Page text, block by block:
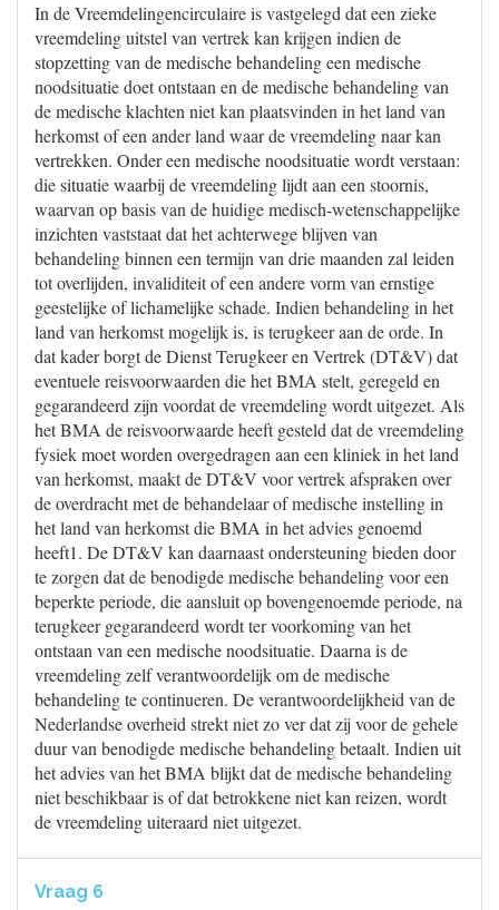
In de Vreemdelingencirculaire is vastgelegd dat een zieke
vreemdeling uitstel van vertrek kan krijgen indien de
stopzetting van de medische behandeling een medische
noodsituatie doet ontstaan en de medische behandeling van
de medische klachten niet kan plaatsvinden in het land van
herkomst of een ander land waar de vreemdeling naar kan
vertrekken. Onder een medische noodsituatie wordt verstaan:
die situatie waarbij de vreemdeling lijdt aan een stoornis,
waarvan op basis van de huidige medisch-wetenschappelijke
inzichten vaststaat dat het achterwege blijven van
behandeling binnen een termijn van drie maanden zal leiden
tot overlijden, invaliditeit of een andere vorm van ernstige
geestelijke of lichamelijke schade. Indien behandeling in het
land van herkomst mogelijk is, is terugkeer aan de orde. In
dat kader borgt de Dienst Terugkeer en Vertrek (DT&V) dat
eventuele reisvoorwaarden die het BMA stelt, geregeld en
gegarandeerd zijn voordat de vreemdeling wordt uitgezet. Als
het BMA de reisvoorwaarde heeft gesteld dat de vreemdeling
fysiek moet worden overgedragen aan een kliniek in het land
van herkomst, maakt de DT&V voor vertrek afspraken over
de overdracht met de behandelaar of medische instelling in
het land van herkomst die BMA in het advies genoemd
heeft1. De DT&V kan daarnaast ondersteuning bieden door
te zorgen dat de benodigde medische behandeling voor een
beperkte periode, die aansluit op bovengenoemde periode, na
terugkeer gegarandeerd wordt ter voorkoming van het
ontstaan van een medische noodsituatie. Daarna is de
vreemdeling zelf verantwoordelijk om de medische
behandeling te continueren. De verantwoordelijkheid van de
Nederlandse overheid strekt niet zo ver dat zij voor de gehele
duur van benodigde medische behandeling betaalt. Indien uit
het advies van het BMA blijkt dat de medische behandeling
niet beschikbaar is of dat betrokkene niet kan reizen, wordt
de vreemdeling uiteraard niet uitgezet.
Vraag 6